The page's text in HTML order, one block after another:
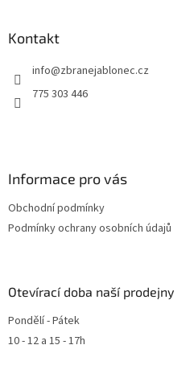
Kontakt
info@zbranejablonec.cz
775 303 446
Informace pro vás
Obchodní podmínky
Podmínky ochrany osobních údajů
Otevírací doba naší prodejny
Pondělí - Pátek
10 - 12 a 15 - 17h